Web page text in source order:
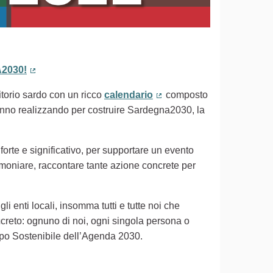
sardo con un ricco calendario
(Collegamento esterno)
composto
realizzando per costruire Sardegna2030, la
e significativo, per supportare un evento
raccontare tante azione concrete per
enti locali, insomma tutti e tutte noi che
ognuno di noi, ogni singola persona o
Sostenibile dell’Agenda 2030.